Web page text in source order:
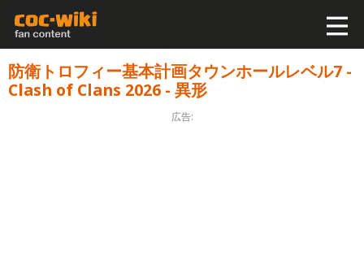
防衛トロフィー基本計画タウンホールレベル7 -
Clash of Clans 2026 - 異形
広告: